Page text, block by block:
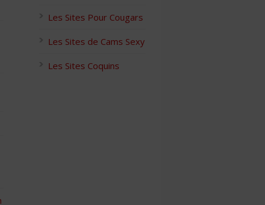
Les Sites Pour Cougars
Les Sites de Cams Sexy
Les Sites Coquins